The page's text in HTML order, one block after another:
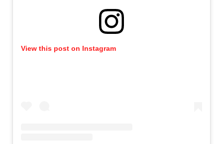
View this post on Instagram